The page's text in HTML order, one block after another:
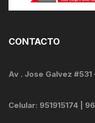
CONTACTO
Av . Jose Galvez #531
Celular: 951915174 |